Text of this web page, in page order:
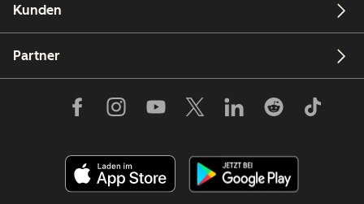
Kunden
Partner